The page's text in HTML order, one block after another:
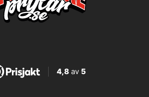
4,8av 5